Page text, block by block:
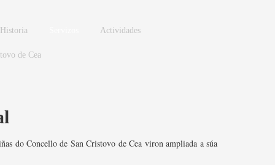
Historia Actividades
de Cea
do Concello de San Cristovo de Cea viron ampliada a súa